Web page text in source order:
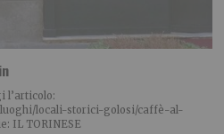
l’articolo:
locali-storici-golosi/caffè-al-
IL TORINESE